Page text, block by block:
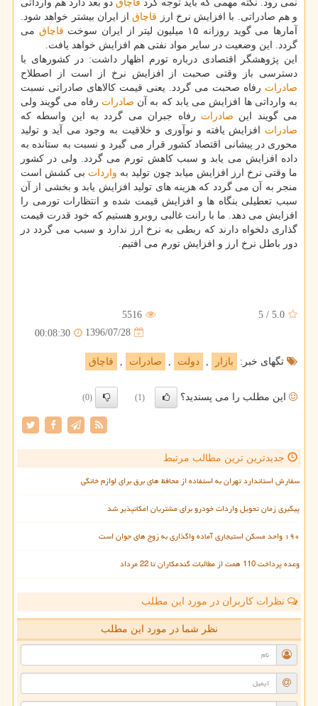
نمی رود. نكته مهمی كه باید توجه كرد قاچاق دو بعد دارد هم وارداتی
و هم صادراتی. با افزایش نرخ ارز قاچاقاز ایران بیشتر خواهد شود.
آمارها می گوید روزانه ۱۵ میلیون لیتر از ایران سوخت
قاچاق می
گردد. این وضعیت در سایر مواد نفتی هم افزایش خواهد یافت.
این پژوهشگر اقتصادی درباره تورم اظهار داشت: در كشورهای با
دسترسی باز وقتی صحبت از افزایش نرخ از است از اصطلاح
صادرات رفاه صحبت می گردد. یعنی قیمت كالاهای صادراتی نسبت
به وارداتی ها افزایش می یابد كه به آن صادرات رفاه می گویند ولی
می گویند این صادرات رفاه جبران می گردد به این واسطه كه
صادرات افزایش یافته و نوآوری و خلاقیت به وجود می آید و تولید
محوری در پیشانی اقتصاد كشور قرار می گیرد و نسبت به ستانده به
داده افزایش می یابد و سبب كاهش تورم می گردد. ولی در كشور
ما وقتی نرخ ارز افزایش میابد چون تولید به واردات بی كشش است
منجر به آن می گردد كه هزینه های تولید افزایش یابد و بخشی از آن
سبب تعطیلی بنگاه ها و افزایش قیمت شده و انتظارات تورمی را
افزایش می دهد. ما با رانت غالبی روبرو هستیم كه خود قدرت قیمت
گذاری دلخواه دارند كه ربطی به نرخ ارز ندارد و سبب می گردد در
دور باطل نرخ ارز و افزایش تورم می افتیم.
5.0
/
5
5516
1396/07/28
00:08:30
تگهای خبر: بازار دولت صادرات قاچاق
این مطلب را می پسندید؟ (1)
(0)
جدیدترین ترین مطالب مرتبط
سفارش استاندارد تهران به استفاده از محافظ های برق برای لوازم خانگی
پیگیری زمان تحویل واردات خودرو برای مشتریان امکانپذیر شد
۱۹۰ واحد مسکن استیجاری آماده واگذاری به زوج های جوان است
وعده پرداخت 110 همت از مطالبات گندمکاران تا 22 مرداد
نظرات کاربران در مورد این مطلب
نظر شما در مورد این مطلب